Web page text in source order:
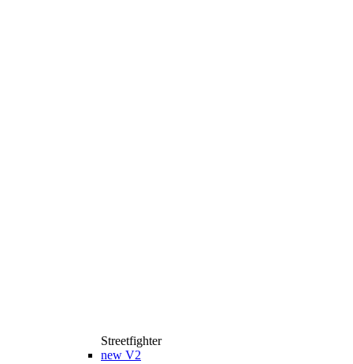
Streetfighter
new V2